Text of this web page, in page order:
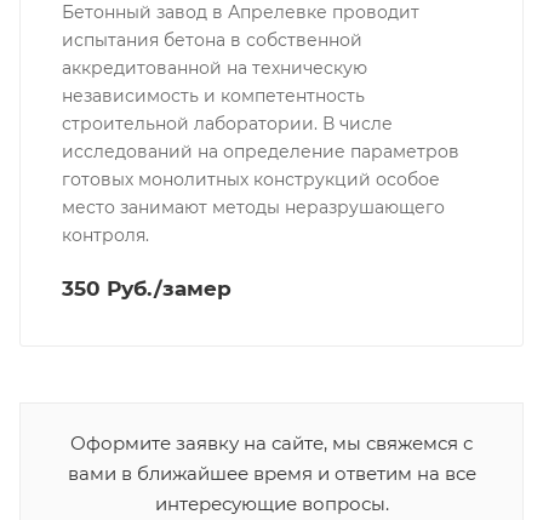
Бетонный завод в Апрелевке проводит
испытания бетона в собственной
аккредитованной на техническую
независимость и компетентность
строительной лаборатории. В числе
исследований на определение параметров
готовых монолитных конструкций особое
место занимают методы неразрушающего
контроля.
350 Руб./замер
Оформите заявку на сайте, мы свяжемся с
вами в ближайшее время и ответим на все
интересующие вопросы.